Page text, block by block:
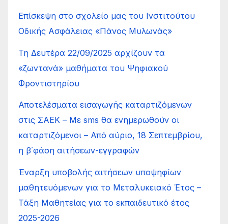
Επίσκεψη στο σχολείο μας του Ινστιτούτου
Οδικής Ασφάλειας «Πάνος Μυλωνάς»
Τη Δευτέρα 22/09/2025 αρχίζουν τα
«ζωντανά» μαθήματα του Ψηφιακού
Φροντιστηρίου
Αποτελέσματα εισαγωγής καταρτιζόμενων
στις ΣΑΕΚ – Με sms θα ενημερωθούν οι
καταρτιζόμενοι – Από αύριο, 18 Σεπτεμβρίου,
η β΄φάση αιτήσεων-εγγραφών
Έναρξη υποβολής αιτήσεων υποψηφίων
μαθητευόμενων για το Μεταλυκειακό Έτος –
Τάξη Μαθητείας για το εκπαιδευτικό έτος
2025-2026